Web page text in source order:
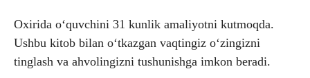
Oxirida o‘quvchini 31 kunlik amaliyotni kutmoqda.
Ushbu kitob bilan o‘tkazgan vaqtingiz o‘zingizni
tinglash va ahvolingizni tushunishga imkon beradi.